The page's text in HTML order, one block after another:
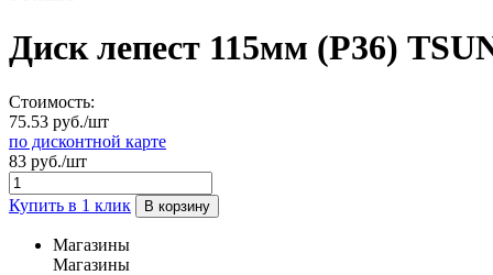
Диск лепест 115мм (Р36)
Стоимость:
75.53 руб./шт
по дисконтной карте
83 руб./шт
Купить в 1 клик В корзину
Магазины
Магазины